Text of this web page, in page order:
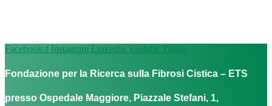
Facebook-f Instagram Linkedin Youtube Tiktok
Fondazione per la Ricerca sulla Fibrosi Cistica – ETS
presso Ospedale Maggiore, Piazzale Stefani, 1,